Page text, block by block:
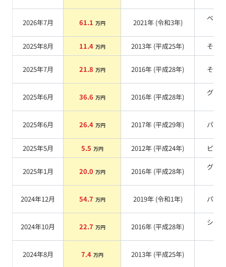
2026年7月 61.1 万円 2021年 (令和3年)
ベー
2025年8月
11.4 万円 2013年 (平成25年) その他
2025年7月 21.8 万円 2016年 (平成28年) その他
2025年6月 36.6 万円 2016年 (平成28年)
グリ
2025年6月 26.4 万円 2017年 (平成29年) パール
2025年5月 5.5 万円 2012年 (平成24年) ピンク
2025年1月 20.0 万円 2016年 (平成28年)
グリ
2024年12月 54.7 万円 2019年 (令和1年) パール
2024年10月 22.7 万円 2016年 (平成28年)
シル
2024年8月 7.4 万円 2013年 (平成25年)